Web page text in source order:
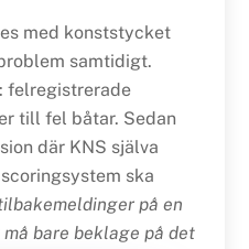
med konststycket
samtidigt.
felregistrerade
till fel båtar. Sedan
där KNS själva
ska
på en
bare beklage på det